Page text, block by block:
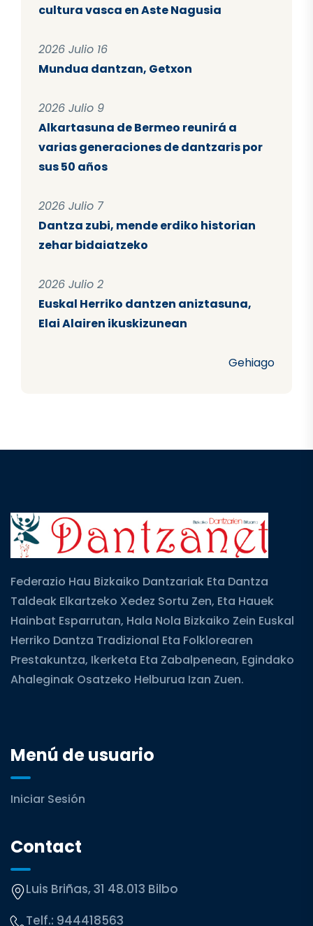
cultura vasca en Aste Nagusia
2026 Julio 16
Mundua dantzan, Getxon
2026 Julio 9
Alkartasuna de Bermeo reunirá a
varias generaciones de dantzaris por
sus 50 años
2026 Julio 7
Dantza zubi, mende erdiko historian
zehar bidaiatzeko
2026 Julio 2
Euskal Herriko dantzen aniztasuna,
Elai Alairen ikuskizunean
Gehiago
Federazio Hau Bizkaiko Dantzariak Eta Dantza
Taldeak Elkartzeko Xedez Sortu Zen, Eta Hauek
Hainbat Esparrutan, Hala Nola Bizkaiko Zein Euskal
Herriko Dantza Tradizional Eta Folklorearen
Prestakuntza, Ikerketa Eta Zabalpenean, Egindako
Ahaleginak Osatzeko Helburua Izan Zuen.
Menú de usuario
Iniciar Sesión
Contact
Luis Briñas, 31 48.013 Bilbo
Telf.: 944418563